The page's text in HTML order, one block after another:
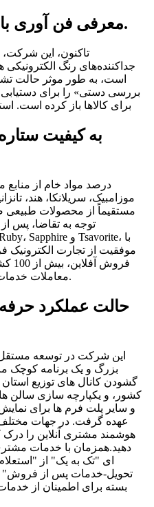
معرفی فن آوری بالا، فن آوری اسکورت.
تاکنون، این
جداکننده‌های رنگ
است، به طور موثر حالت
برای کالاها باز کرده است.
به کیفیت ستاره
موزامبیک، سریلانکا، هند،
مستقیماً از محصولات طبیعی
توجه به تقاضا، پس
موفقیت از تجارت الکترونیک
معاملات خدمات یک مرحله ای استفاده می کنند.
حالت عملکرد
این شرکت در توسعه
بزرگ و یک برنامه کوچک
گشودن کانال های توزیع
کشور، و یکپارچه سازی سالن
و سایر پلت فرم ها برای
عهده گرفت. در جهات
هوشمند مشتری آنلاین را درک
ای "تک به یک" از
تحویل-خدمات پس از فروش"
بسته برای اطمینان از